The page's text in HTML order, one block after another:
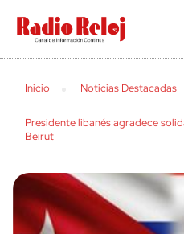
cerrar
Inicio Noticias Destacadas
Presidente libanés agradece
Beirut